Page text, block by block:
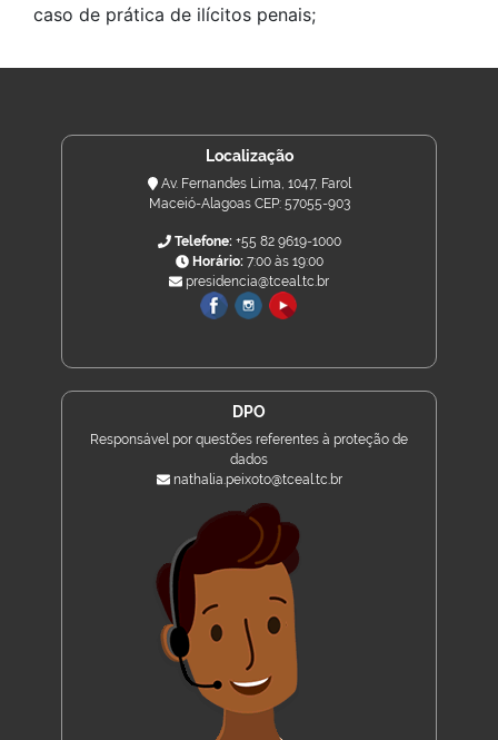
caso de prática de ilícitos penais;
Localização
Av. Fernandes Lima, 1047, Farol
Maceió-Alagoas CEP: 57055-903
Telefone:+55 82 9619-1000
Horário:7:00 às 19:00
presidencia@tceal.tc.br
DPO
Responsável por questões referentes à proteção de
dados
nathalia.peixoto@tceal.tc.br